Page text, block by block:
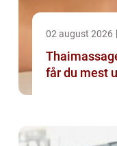
02 august 2026
Thaimassage
får du mest